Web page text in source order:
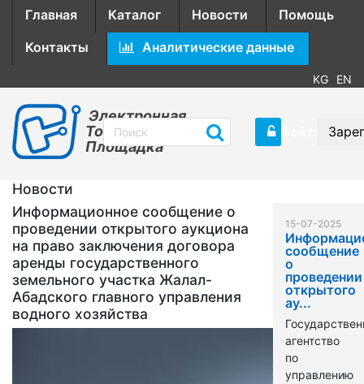
Главная Каталог Новости
Помощь
Контакты
Аналитические данные
KG EN
Электронная
Торговая
Площадка
Новости
Информационное сообщение о
проведении открытого аукциона
на право заключения договора
аренды государственного
земельного участка Жалал-
Абадского главного управления
водного хозяйства
15-07-2025
сообщение
о
проведении
открытого
ау...
агентство
по
управлению